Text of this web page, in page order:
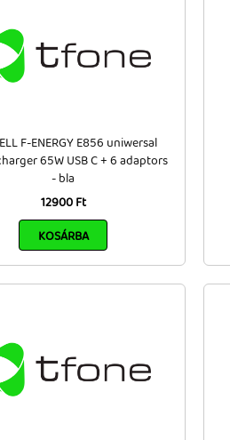
F-ENERGY E856 uniwersal
65W USB C + 6 adaptors
- bla
12900 Ft
KOSÁRBA